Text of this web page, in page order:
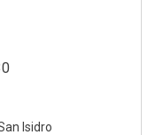
Isidro